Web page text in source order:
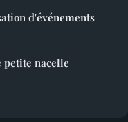
d'événements
petite nacelle